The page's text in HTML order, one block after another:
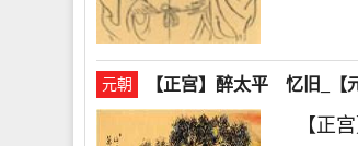
元朝 【正宫】醉太平 忆旧_【
【正